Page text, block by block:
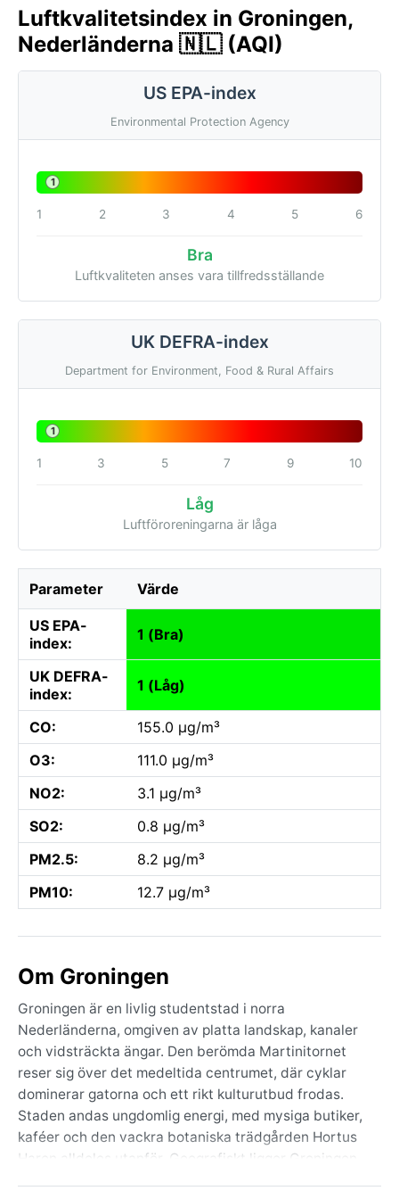
Luftkvalitetsindex in Groningen,
Nederländerna 🇳🇱 (AQI)
US EPA-index
Environmental Protection Agency
1
1 2 3 4 5 6
Bra
Luftkvaliteten anses vara tillfredsställande
UK DEFRA-index
Department for Environment, Food & Rural Affairs
1
1 3 5 7 9 10
Låg
Luftföroreningarna är låga
Parameter Värde
US EPA-
index:
1 (Bra)
UK DEFRA-
index:
1 (Låg)
CO:
155.0 µg/m³
O3:
111.0 µg/m³
NO2:
3.1 µg/m³
SO2:
0.8 µg/m³
PM2.5:
8.2 µg/m³
PM10:
12.7 µg/m³
Om Groningen
Groningen är en livlig studentstad i norra
Nederländerna, omgiven av platta landskap, kanaler
och vidsträckta ängar. Den berömda Martinitornet
reser sig över det medeltida centrumet, där cyklar
dominerar gatorna och ett rikt kulturutbud frodas.
Staden andas ungdomlig energi, med mysiga butiker,
kaféer och den vackra botaniska trädgården Hortus
Haren alldeles utanför. Geografiskt ligger Groningen